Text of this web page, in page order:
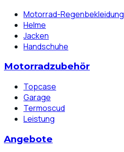
Motorrad-Regenbekleidung
Helme
Jacken
Handschuhe
Motorradzubehör
Topcase
Garage
Termoscud
Leistung
Angebote